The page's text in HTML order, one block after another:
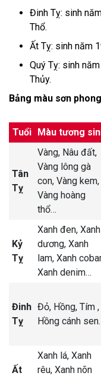
Đinh Tỵ: sinh
Thổ.
Ất Tỵ: sinh năm
Quý Tỵ: sinh
Thủy.
Bảng màu sơn
Tuổi Màu tương
Tân
Tỵ
Vàng, Nâu đất,
Vàng lông gà
con, Vàng kem,
Vàng hoàng
thổ…
Kỷ
Tỵ
Xanh đen, Xanh
dương, Xanh
lam, Xanh
Xanh denim…
Đinh
Tỵ
Đỏ, Hồng, Tím ,
Hồng cánh sen
Ất
Xanh lá, Xanh
rêu, Xanh nõn